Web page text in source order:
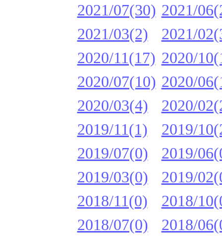
2021/07(30) 2021/
2021/03(2)
2021/
2020/11(17) 2020/
2020/07(10) 2020/
2020/03(4)
2020/
2019/11(1)
2019/
2019/07(0)
2019/
2019/03(0)
2019/
2018/11(0)
2018/
2018/07(0)
2018/